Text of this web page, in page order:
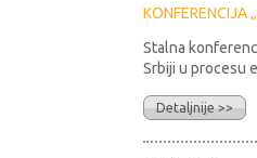
KONFERENCIJA
Stalna
Srbiji u procesu
Detaljnije >>